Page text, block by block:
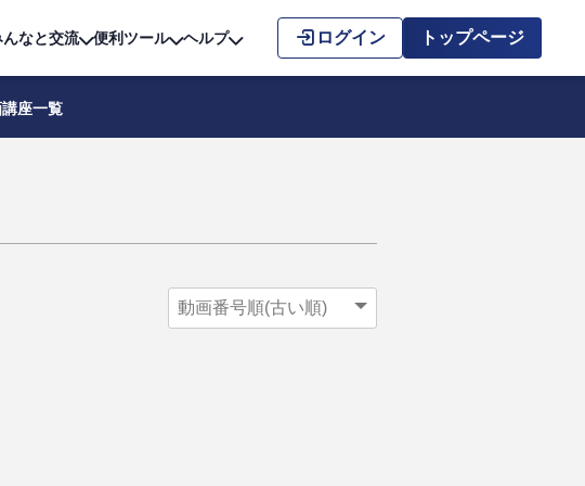
んなと交流 便利ツール ヘルプ ログイン トップページ
座一覧